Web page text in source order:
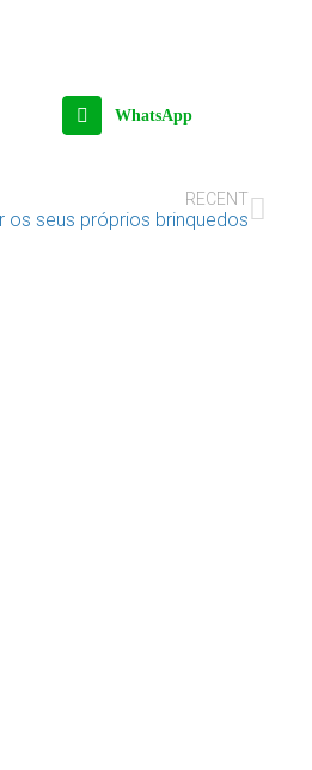
WhatsApp
RECENT
os seus próprios brinquedos